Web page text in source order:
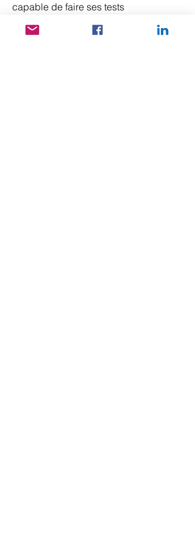
capable de faire ses tests
parfaitement. Elle est très bonne en
langues et elle aime danser. Elle